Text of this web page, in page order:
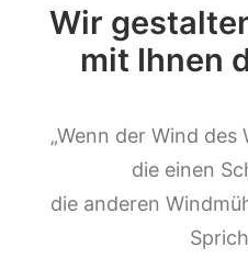
Wir
mit Ihnen
„Wenn der Wind des
die einen
die anderen